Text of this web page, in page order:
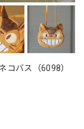
バス（6098）